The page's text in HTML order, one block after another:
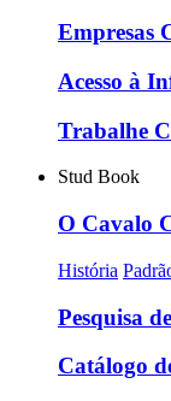
Empresas
Acesso à
Trabalhe
Stud Book
O Cavalo
História
Pesquisa
Catálogo